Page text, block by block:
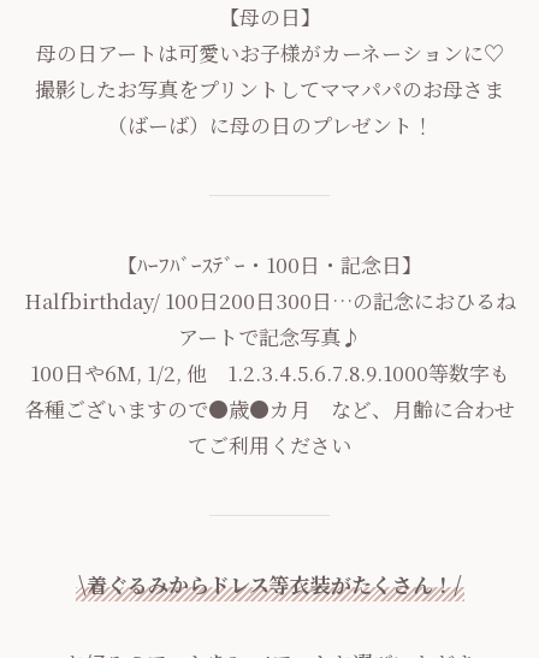
【母の日】
母の日アートは可愛いお子様がカーネーションに♡
撮影したお写真をプリントしてママパパのお母さま
（ばーば）に母の日のプレゼント！
【ﾊｰﾌﾊﾞｰｽﾃﾞｰ・100日・記念日】
Halfbirthday/ 100日200日300日…の記念におひるね
アートで記念写真♪
100日や6M, 1/2, 他 1.2.3.4.5.6.7.8.9.1000等数字も
各種ございますので●歳●カ月 など、月齢に合わせ
てご利用ください
\着ぐるみからドレス等衣装がたくさん！/